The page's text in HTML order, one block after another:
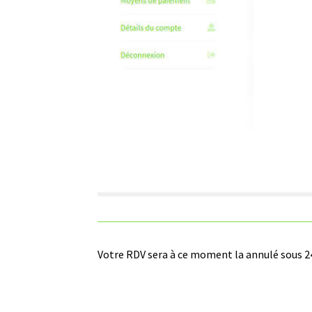
Votre RDV sera à ce moment la annulé sous